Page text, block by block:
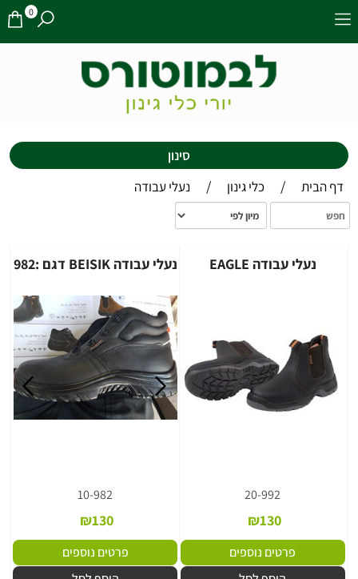
0
סינון
דף הבית
/ כלי גינון / נעלי עבודה
נעלי עבודה EAGLE
20-992
₪130
פרטים נוספים
נעלי עבודה BEISIK דגם :982
10-982
₪130
פרטים נוספים